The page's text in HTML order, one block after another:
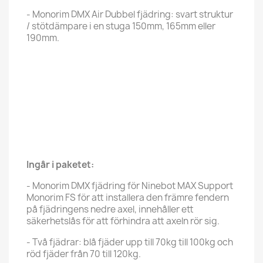
- Monorim DMX Air Dubbel fjädring: svart struktur
/ stötdämpare i en stuga 150mm, 165mm eller
190mm.
Ingår i paketet:
- Monorim DMX fjädring för Ninebot MAX Support
Monorim FS för att installera den främre fendern
på fjädringens nedre axel, innehåller ett
säkerhetslås för att förhindra att axeln rör sig.
- Två fjädrar: blå fjäder upp till 70kg till 100kg och
röd fjäder från 70 till 120kg.